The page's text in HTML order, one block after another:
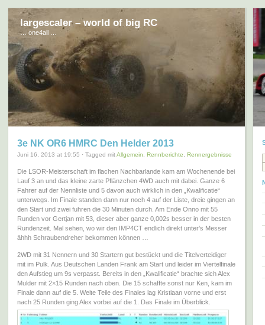
largescaler – world of big RC
… one4all …
3e NK OR6 HMRC Den Helder 2013
Juni 16, 2013 at 19:55 · Tagged mitAllgemein Rennberichte Rennergebnisse
Die LSOR-Meisterschaft im flachen Nachbarlande kam am Wochenende bei
Lauf 3 an und das kleine zarte Pflänzchen 4WD auch mit dabei. Ganze 6
Fahrer auf der Nennliste und 5 davon auch wirklich in den „Kwalificatie“
unterwegs. Im Finale standen dann nur noch 4 auf der Liste, dreie gingen an
den Start und zwei fuhren die 30 Minuten durch. Am Ende Onno mit 55
Runden vor Gertjan mit 53, dieser aber ganze 0,002s besser in der besten
Rundenzeit. Mal sehen, wo wir den IMP4CT endlich direkt unter’s Messer
ähhh Schraubendreher bekommen können …
2WD mit 31 Nennern und 30 Startern gut bestückt und die Titelverteidiger
mit im Pulk. Aus Deutschen Landen Frank am Start und leider im Viertelfinale
den Aufstieg um 9s verpasst. Bereits in den „Kwalificatie“ brachte sich Alex
Mulder mit 2×15 Runden nach oben. Die 15 schaffte sonst nur Ken, kam im
Finale dann auf die 5. Weite Teile des Finales lag Kristiaan vorne und erst
nach 25 Runden ging Alex vorbei auf die 1. Das Finale im Überblick.